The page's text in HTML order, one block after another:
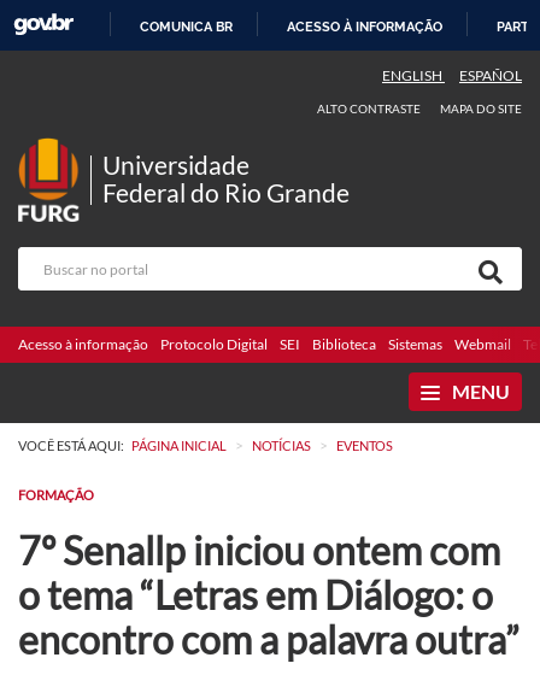
COMUNICA BR ACESSO À INFORMAÇÃO
ENGLISH ESPAÑOL
ALTO CONTRASTE MAPA DO SITE
Universidade
Federal do Rio Grande
Acesso à informação Protocolo Digital SEI Biblioteca Sistemas Webmail
MENU
VOCÊ ESTÁ AQUI: PÁGINA INICIAL > NOTÍCIAS > EVENTOS
FORMAÇÃO
7º Senallp iniciou ontem com
o tema “Letras em Diálogo: o
encontro com a palavra outra”